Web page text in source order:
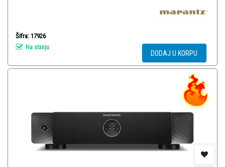
Šifra: 17926
Na stanju
DODAJ U KORPU